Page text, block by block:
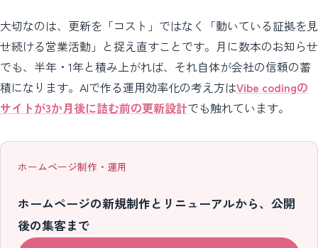
大切なのは、更新を「コスト」ではなく「動いている証拠を見
せ続ける営業活動」と捉え直すことです。月に数本のお知らせ
でも、半年・1年と積み上がれば、それ自体が会社の信頼の蓄
積になります。AIで作る運用効率化の考え方はVibe codingの
サイトが3か月後に詰む前の更新設計でも触れています。
ホームページ制作・運用
ホームページの新規制作とリニューアルから、公開
後の集客まで